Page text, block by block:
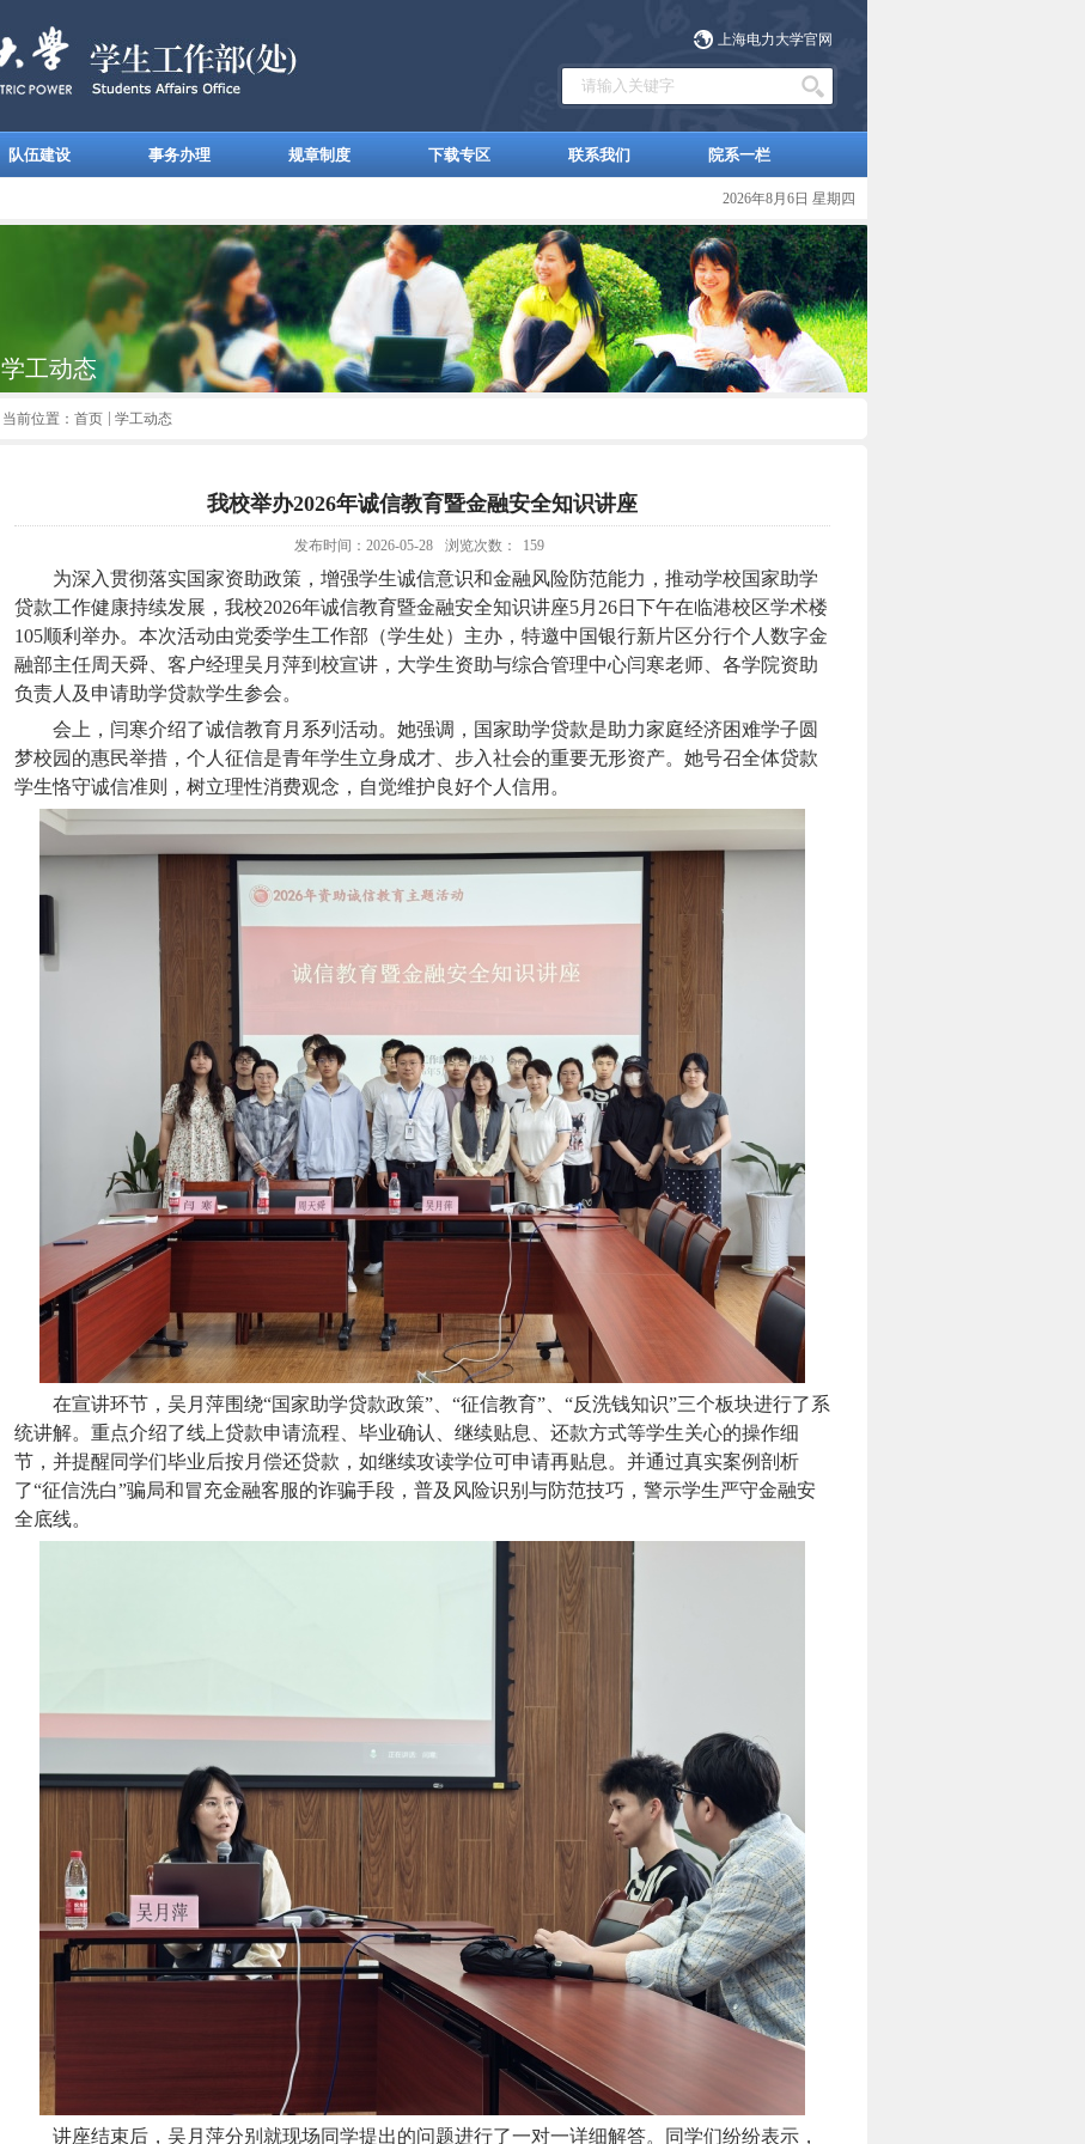
上海电力大学官网
队伍建设 事务办理 规章制度 下载专区 联系我们 院系一栏
2026年8月6日 星期四
学工动态
当前位置： 首页 学工动态
我校举办2026年诚信教育暨金融安全知识讲座
发布时间：2026-05-28 浏览次数： 159
为深入贯彻落实国家资助政策，增强学生诚信意识和金融风险防范能力，推动学校国家助学
贷款工作健康持续发展，我校2026年诚信教育暨金融安全知识讲座5月 26日下午在临港校区学术楼
105顺利举办。本次活动由党委学生工作部（学生处）主办，特邀中国银行新片区分行个人数字金
融部主任周天舜、客户经理吴月萍到校宣讲，大学生资助与综合管理中心闫寒老师、各学院资助
负责人及申请助学贷款学生参会。
会上，闫寒介绍了诚信教育月系列活动。她强调，国家助学贷款是助力家庭经济困难学子圆
梦校园的惠民举措，个人征信是青年学生立身成才、步入社会的重要无形资产。她号召全体贷款
学生恪守诚信准则，树立理性消费观念，自觉维护良好个人信用。
在宣讲环节，吴月萍围绕“国家助学贷款政策”、“征信教育”、“反洗钱知识”三个板块进行了系
统讲解。重点介绍了线上贷款申请流程、毕业确认、继续贴息、还款方式等学生关心的操作细
节，并提醒同学们毕业后按月偿还贷款，如继续攻读学位可申请再贴息。并通过真实案例剖析
了“征信洗白”骗局和冒充金融客服的诈骗手段，普及风险识别与防范技巧，警示学生严守金融安
全底线。
讲座结束后，吴月萍分别就现场同学提出的问题进行了一对一详细解答。同学们纷纷表示，